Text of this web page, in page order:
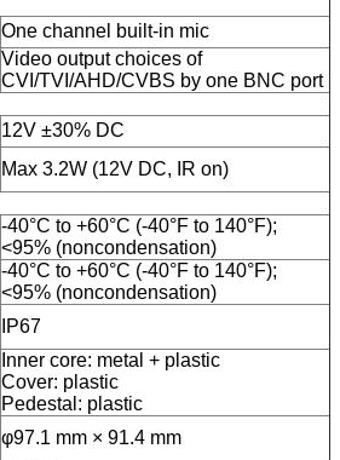
One channel built-in mic
Video output choices of
CVI/TVI/AHD/CVBS by one BNC port
12V ±30% DC
Max 3.2W (12V DC, IR on)
-40°C to +60°C (-40°F to 140°F);
<95% (noncondensation)
-40°C to +60°C (-40°F to 140°F);
<95% (noncondensation)
IP67
Inner core: metal + plastic
Cover: plastic
Pedestal: plastic
φ97.1 mm × 91.4 mm